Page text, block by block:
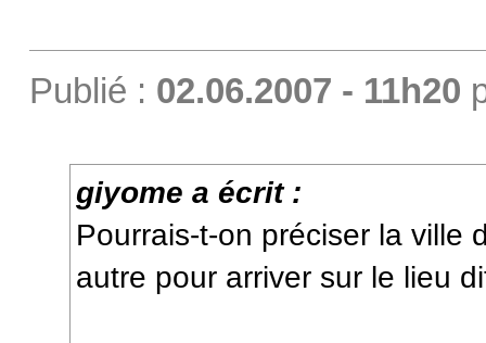
Publié : 02.06.2007 - 11h20
giyome a écrit :
Pourrais-t-on préciser la ville
autre pour arriver sur le lieu